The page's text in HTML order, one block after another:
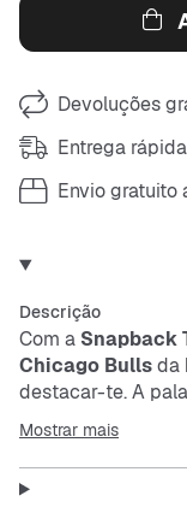
Devoluções
Entrega
Envio gratuito
Descrição
Com a Snapback
Chicago Bullsda
destacar-te. A
tira ajustável
orifícios de
interior
Mostrar mais